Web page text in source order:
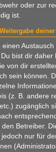
oder zur
ist.
deiner
bist dir daher
von dir
sein können.
(z. B. andere
zugänglich
Betreiber.
nur für